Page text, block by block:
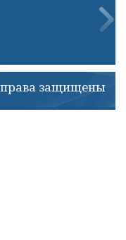
права защищены